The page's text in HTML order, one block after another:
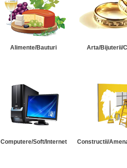
Alimente/Bauturi Arta/Bijuterii/
Computere/Soft/Internet Constructii/